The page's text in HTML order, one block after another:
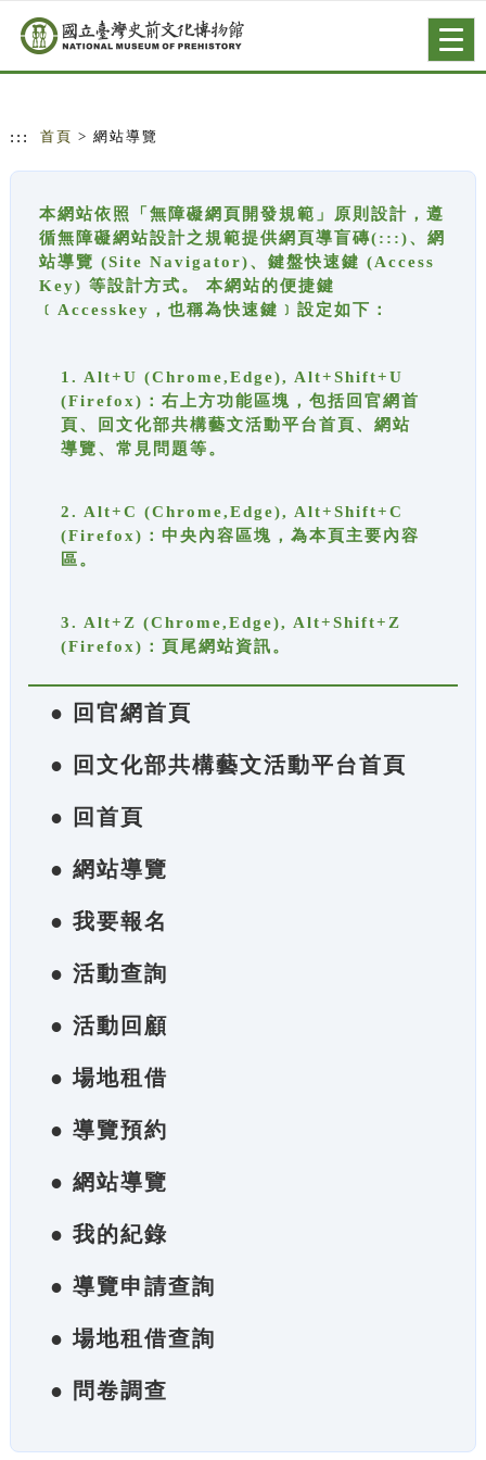
跳到主要內容
網站導覽
::: 首頁 > 網站導覽
本網站依照「無障礙網頁開發規範」原則設計，遵
循無障礙網站設計之規範提供網頁導盲磚(:::)、網
站導覽 (Site Navigator)、鍵盤快速鍵 (Access
Key) 等設計方式。 本網站的便捷鍵
﹝Accesskey，也稱為快速鍵﹞設定如下：
1. Alt+U (Chrome,Edge), Alt+Shift+U
(Firefox)：右上方功能區塊，包括回官網首
頁、回文化部共構藝文活動平台首頁、網站
導覽、常見問題等。
2. Alt+C (Chrome,Edge), Alt+Shift+C
(Firefox)：中央內容區塊，為本頁主要內容
區。
3. Alt+Z (Chrome,Edge), Alt+Shift+Z
(Firefox)：頁尾網站資訊。
● 回官網首頁
● 回文化部共構藝文活動平台首頁
● 回首頁
● 網站導覽
● 我要報名
● 活動查詢
● 活動回顧
● 場地租借
● 導覽預約
● 網站導覽
● 我的紀錄
● 導覽申請查詢
● 場地租借查詢
● 問卷調查